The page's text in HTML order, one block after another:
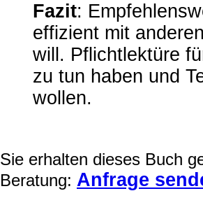
Fazit:
effizient mit
will. Pflichtlektüre
zu tun haben und
wollen.
Sie erhalten dieses Buch
Beratung: Anfrage